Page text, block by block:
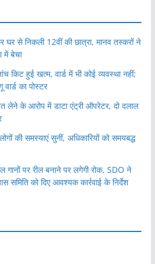
घर से निकली 12वीं की छात्रा, मानव तस्करों ने
में बेचा
किट हुई खत्म, वार्ड में भी कोई व्यवस्था नहीं;
का पोस्टर
लेने के आरोप में डाटा एंट्री ऑपरेटर, दो दलाल
की समस्याएं सुनीं, अधिकारियों को समयबद्ध
गानों पर रील बनाने पर लगेगी रोक, SDO ने
समिति को दिए आवश्यक कार्रवाई के निर्देश